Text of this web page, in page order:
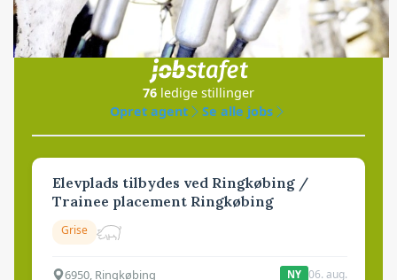
Jobs
i samarbejde med
76 ledige stillinger
Opret agent
Se alle jobs
Elevplads tilbydes ved Ringkøbing /
Trainee placement Ringkøbing
Grise
6950, Ringkøbing NY 06. aug.